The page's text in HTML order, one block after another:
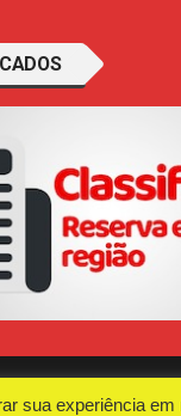
sua experiência